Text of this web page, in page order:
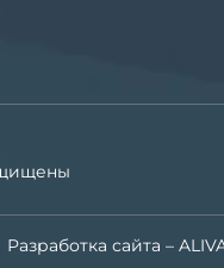
Разработка сайта –